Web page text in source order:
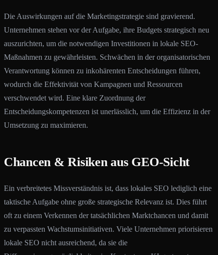
Die Auswirkungen auf die Marketingstrategie sind gravierend.
Unternehmen stehen vor der Aufgabe, ihre Budgets strategisch neu
auszurichten, um die notwendigen Investitionen in lokale SEO-
Maßnahmen zu gewährleisten. Schwächen in der organisatorischen
Verantwortung können zu inkohärenten Entscheidungen führen,
wodurch die Effektivität von Kampagnen und Ressourcen
verschwendet wird. Eine klare Zuordnung der
Entscheidungskompetenzen ist unerlässlich, um die Effizienz in der
Umsetzung zu maximieren.
Chancen & Risiken aus GEO-Sicht
Ein verbreitetes Missverständnis ist, dass lokales SEO lediglich eine
taktische Aufgabe ohne große strategische Relevanz ist. Dies führt
oft zu einem Verkennen der tatsächlichen Marktchancen und damit
zu verpassten Wachstumsinitiativen. Viele Unternehmen priorisieren
lokale SEO nicht ausreichend, da sie die